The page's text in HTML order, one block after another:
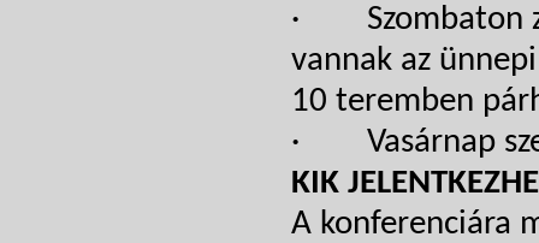
· Szombaton
vannak az
10 teremben
· Vasárnap
KIK
A konferenciára